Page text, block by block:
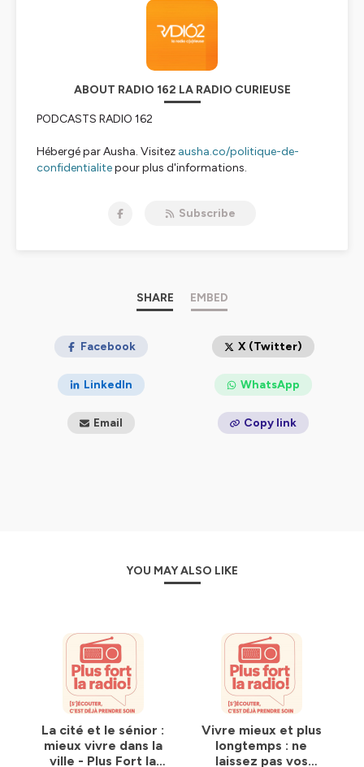
ABOUT RADIO 162 LA RADIO CURIEUSE
PODCASTS RADIO 162
Hébergé par Ausha. Visitez ausha.co/politique-de-
confidentialitepour plus d'informations.
Subscribe
SHARE EMBED
Facebook X (Twitter)
LinkedIn WhatsApp
Email Copy link
YOU MAY ALSO LIKE
La cité et le sénior :
mieux vivre dans la
ville - Plus Fort la
Vivre mieux et plus
longtemps : ne
laissez pas vos